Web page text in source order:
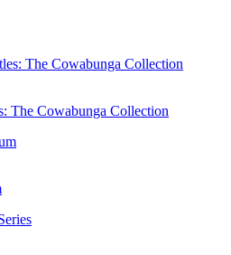
The Cowabunga Collection